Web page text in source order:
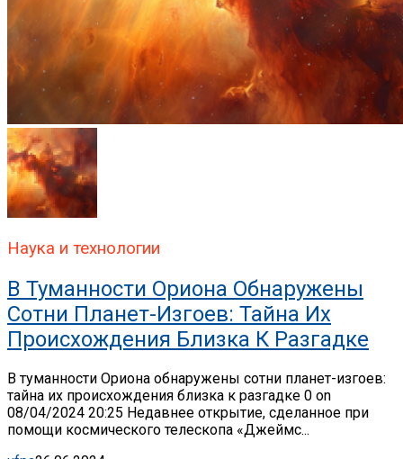
Наука и технологии
В Туманности Ориона Обнаружены
Сотни Планет-Изгоев: Тайна Их
Происхождения Близка К Разгадке
В туманности Ориона обнаружены сотни планет-изгоев:
тайна их происхождения близка к разгадке 0 on
08/04/2024 20:25 Недавнее открытие, сделанное при
помощи космического телескопа «Джеймс...